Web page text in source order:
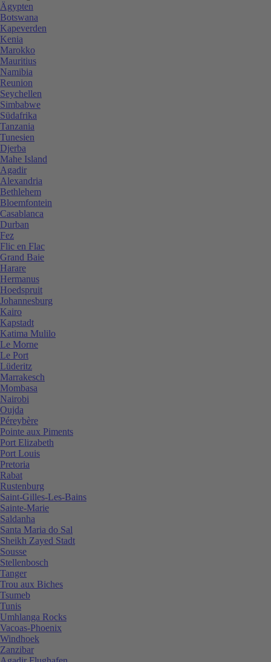
Ägypten
Botswana
Kapeverden
Kenia
Marokko
Mauritius
Namibia
Reunion
Seychellen
Simbabwe
Südafrika
Tanzania
Tunesien
Djerba
Mahe Island
Agadir
Alexandria
Bethlehem
Bloemfontein
Casablanca
Durban
Fez
Flic en Flac
Grand Baie
Harare
Hermanus
Hoedspruit
Johannesburg
Kairo
Kapstadt
Katima Mulilo
Le Morne
Le Port
Lüderitz
Marrakesch
Mombasa
Nairobi
Oujda
Péreybère
Pointe aux Piments
Port Elizabeth
Port Louis
Pretoria
Rabat
Rustenburg
Saint-Gilles-Les-Bains
Sainte-Marie
Saldanha
Santa Maria do Sal
Sheikh Zayed Stadt
Sousse
Stellenbosch
Tanger
Trou aux Biches
Tsumeb
Tunis
Umhlanga Rocks
Vacoas-Phoenix
Windhoek
Zanzibar